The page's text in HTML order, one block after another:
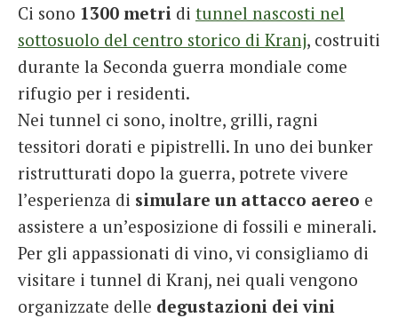
Ci sono 1300 metri di tunnel nascosti nel
sottosuolo del centro storico di Kranj, costruiti
durante la Seconda guerra mondiale come
rifugio per i residenti.
Nei tunnel ci sono, inoltre, grilli, ragni
tessitori dorati e pipistrelli. In uno dei bunker
ristrutturati dopo la guerra, potrete vivere
l’esperienza di simulare un attacco aereo e
assistere a un’esposizione di fossili e minerali.
Per gli appassionati di vino, vi consigliamo di
visitare i tunnel di Kranj, nei quali vengono
organizzate delle degustazioni dei vini